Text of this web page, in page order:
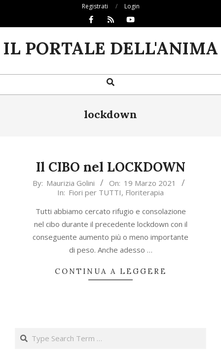
Registrati Login
IL PORTALE DELL'ANIMA
Navigation
Search
lockdown
Il CIBO nel LOCKDOWN
2021-
19
By: Maurizia Golini On: 19 Marzo 2021
In: Fiori per TUTTI, Floriterapia
Tutti abbiamo cercato rifugio e consolazione
nel cibo durante il precedente lockdown con il
conseguente aumento più o meno importante
di peso. Anche adesso …
CONTINUA A LEGGERE
Search